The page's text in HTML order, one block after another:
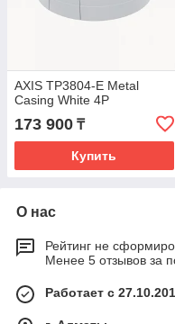
AXIS TP3804-E Metal
Casing White 4P
173 900 ₸
Купить
О нас
Рейтинг не
Менее 5 отзывов за
Работает с